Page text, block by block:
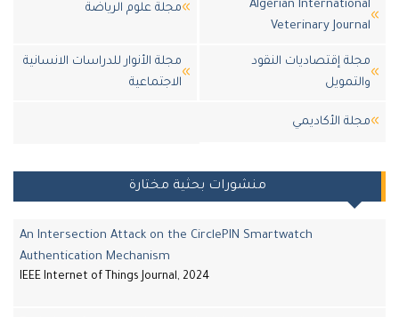
Algerian
Veterinary
مجلة علوم الرياضة
إقتصاديات النقود
مجلة الأنوار للدراسات الانسانية
الاجتماعية
اﻷكاديمي
منشورات بحثية مختارة
An Intersection Attack on the CirclePIN Smartwatch
Authentication Mechanism
IEEE Internet of Things Journal, 2024